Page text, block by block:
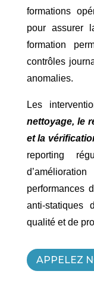
formations
pour assurer
formation
contrôles
anomalies.
Les
nettoyage, le
et la
reporting
performances
anti-statiques
qualité et de
APPELEZ